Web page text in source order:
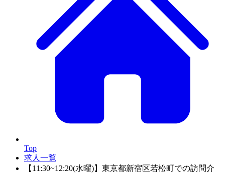
Top
求人一覧
【11:30~12:20(水曜)】東京都新宿区若松町での訪問介